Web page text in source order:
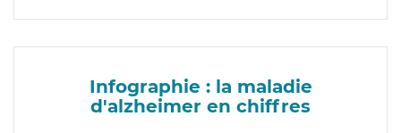
Infographie : la maladie
d'alzheimer en chiffres